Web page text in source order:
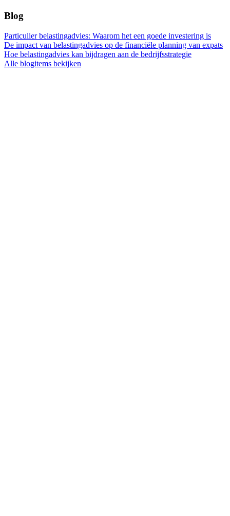
Blog
Particulier belastingadvies: Waarom het een goede investering is
De impact van belastingadvies op de financiële planning van expats
Hoe belastingadvies kan bijdragen aan de bedrijfsstrategie
Alle blogitems bekijken